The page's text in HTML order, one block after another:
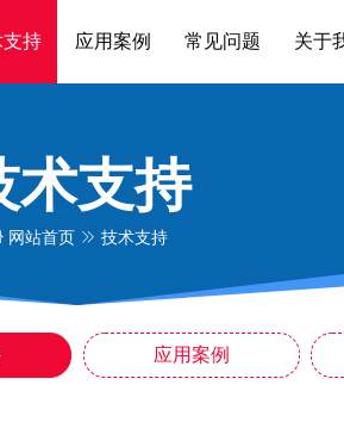
持 应用案例 常见问题 关于
术支持
网站首页 技术支持
应用案例